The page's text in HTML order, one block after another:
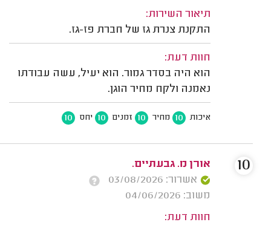
תיאור השירות:
התקנת צנרת גז של חברת פז-גז.
חוות דעת:
הוא היה בסדר גמור. הוא יעיל, עשה עבודתו
נאמנה ולקח מחיר הוגן.
איכות 10 מחיר 10 זמנים 10 יחס 10
אורן מ. גבעתיים.
אשרור: 03/08/2026
משוב: 04/06/2026
חוות דעת:
10